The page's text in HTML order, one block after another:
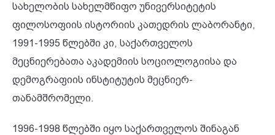
სახელობის სახელმწიფო უნივერსიტეტის
ფილოსოფიის ისტორიის კათედრის ლაბორანტი,
1991-1995 წლებში კი, საქართველოს
მეცნიერებათა აკადემიის სოციოლოგიისა და
დემოგრაფიის ინსტიტუტის მეცნიერ-
თანამშრომელი.
1996-1998 წლებში იყო საქართველოს შინაგან